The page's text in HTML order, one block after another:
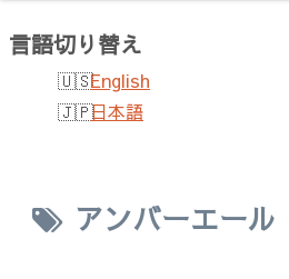
言語切り替え
English
日本語
アンバーエール